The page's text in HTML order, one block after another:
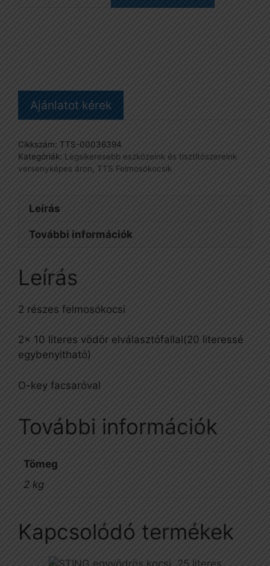
Ajánlatot kérek
Cikkszám: TTS-00036394
Kategóriák: Legsikeresebb eszközeink és tisztítószereink
versenyképes áron, TTS Felmosókocsik
Leírás
További információk
Leírás
2 részes felmosókocsi
2x 10 literes vödör elválasztófallal(20 literessé
egybenyitható)
O-key facsaróval
További információk
Tömeg
2 kg
Kapcsolódó termékek